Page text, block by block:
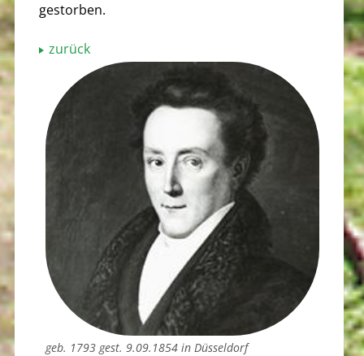
gestorben.
zurück
geb. 1793 gest. 9.09.1854 in Düsseldorf